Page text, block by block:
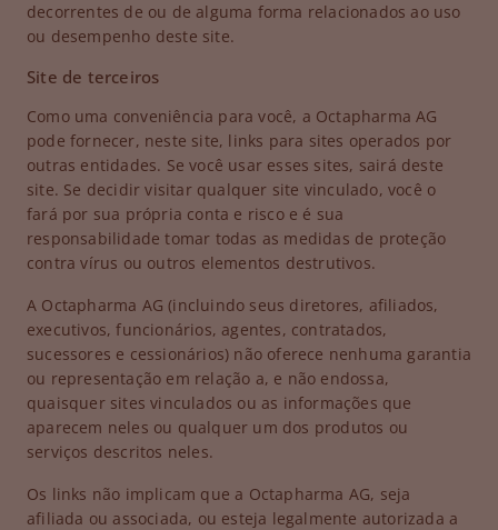
decorrentes de ou de alguma forma relacionados ao uso
ou desempenho deste site.
Site de terceiros
Como uma conveniência para você, a Octapharma AG
pode fornecer, neste site, links para sites operados por
outras entidades. Se você usar esses sites, sairá deste
site. Se decidir visitar qualquer site vinculado, você o
fará por sua própria conta e risco e é sua
responsabilidade tomar todas as medidas de proteção
contra vírus ou outros elementos destrutivos.
A Octapharma AG (incluindo seus diretores, afiliados,
executivos, funcionários, agentes, contratados,
sucessores e cessionários) não oferece nenhuma garantia
ou representação em relação a, e não endossa,
quaisquer sites vinculados ou as informações que
aparecem neles ou qualquer um dos produtos ou
serviços descritos neles.
Os links não implicam que a Octapharma AG, seja
afiliada ou associada, ou esteja legalmente autorizada a